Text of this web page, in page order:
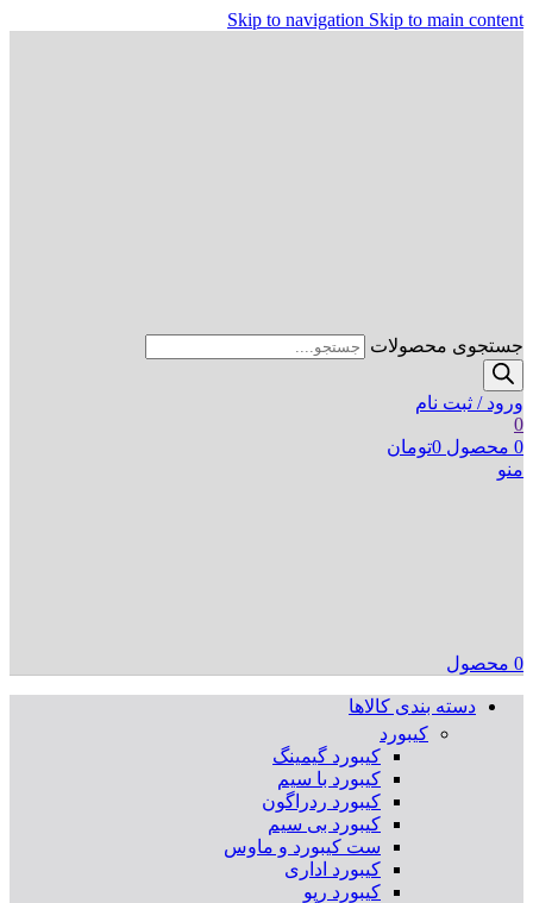
Skip to navigation Skip to main content
جستجوی محصولات
ورود / ثبت نام
0
0 محصول 0تومان
منو
0 محصول
دسته بندی کالاها
کیبورد
کیبورد گیمینگ
کیبورد با سیم
کیبورد ردراگون
کیبورد بی سیم
ست کیبورد و ماوس
کیبورد اداری
کیبورد رپو